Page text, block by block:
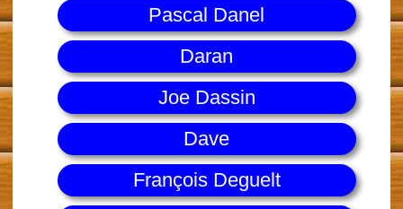
Pascal Danel
Daran
Joe Dassin
Dave
François Deguelt